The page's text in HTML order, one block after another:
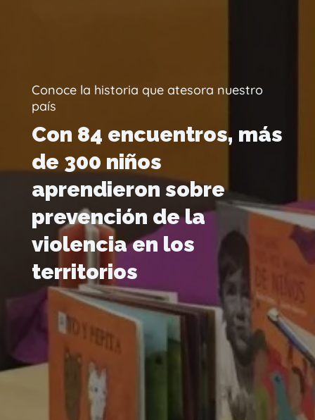
Conoce la historia que atesora nuestro
país
Con 84 encuentros, más
de 300 niños
aprendieron sobre
prevención de la
violencia en los
territorios